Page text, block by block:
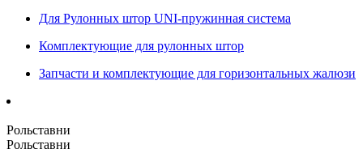
Для Рулонных штор UNI-пружинная система
Комплектующие для рулонных штор
Запчасти и комплектующие для горизонтальных жалюзи
Рольставни
Рольставни